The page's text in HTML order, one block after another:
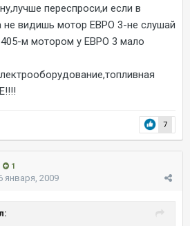
переспроси,и если в
не видишь мотор ЕВРО 3-не слушай
м мотором у ЕВРО 3 мало
7
1
января, 2009